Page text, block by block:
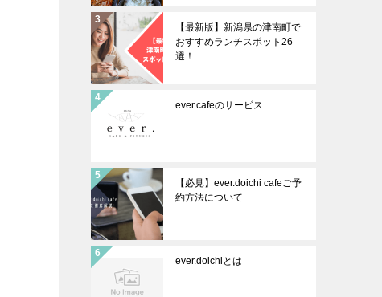
【最新版】新潟県の津南町で
おすすめランチスポット26
選！
ever.cafeのサービス
【必見】ever.doichi cafeご予
約方法について
ever.doichiとは